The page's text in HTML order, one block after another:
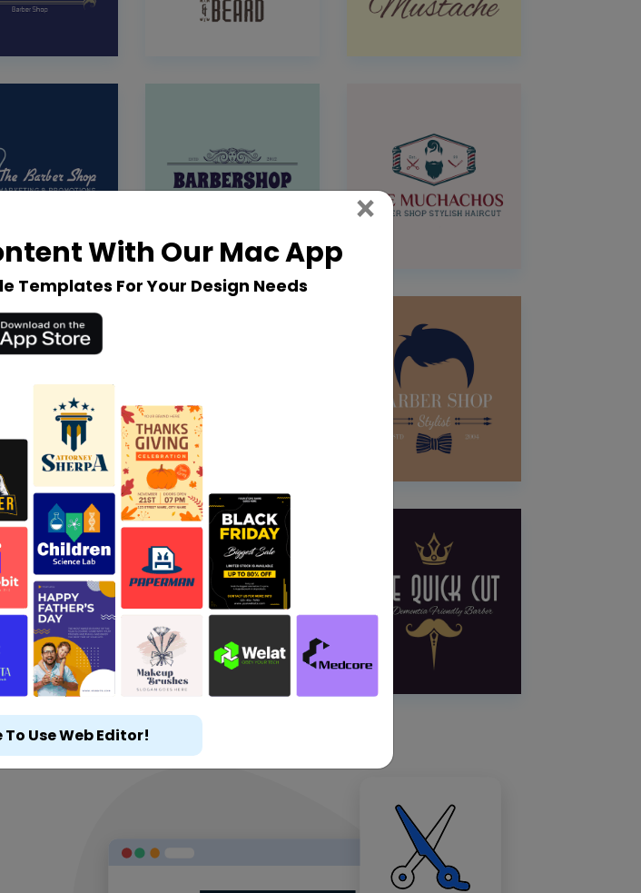
With Our Mac App
Templates For Your Design Needs
× Close
To Use Web Editor!